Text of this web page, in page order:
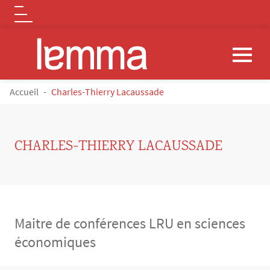
Aller au contenu principal
Logo
FIL D'ARIANE
Accueil Charles-Thierry Lacaussade
CHARLES-THIERRY LACAUSSADE
Maitre de conférences LRU en sciences
économiques